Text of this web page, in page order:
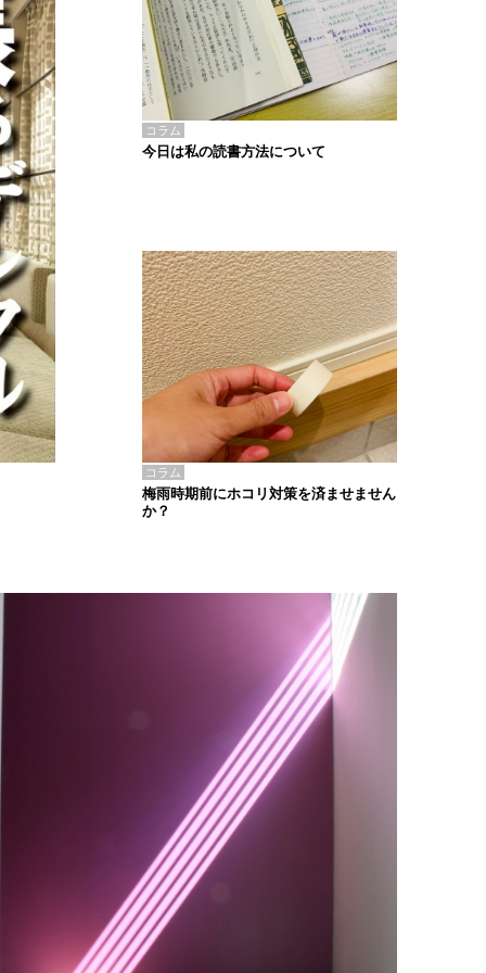
コラム
今日は私の読書方法について
コラム
梅雨時期前にホコリ対策を済ませません
か？